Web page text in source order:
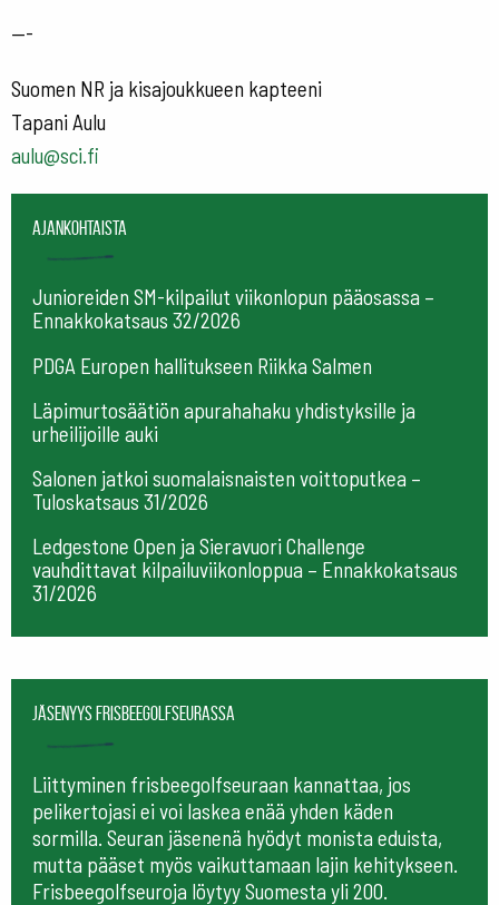
—-
Suomen NR ja kisajoukkueen kapteeni
Tapani Aulu
aulu@sci.fi
Ajankohtaista
Junioreiden SM-kilpailut viikonlopun pääosassa –
Ennakkokatsaus 32/2026
PDGA Europen hallitukseen Riikka Salmen
Läpimurtosäätiön apurahahaku yhdistyksille ja
urheilijoille auki
Salonen jatkoi suomalaisnaisten voittoputkea –
Tuloskatsaus 31/2026
Ledgestone Open ja Sieravuori Challenge
vauhdittavat kilpailuviikonloppua – Ennakkokatsaus
31/2026
Jäsenyys frisbeegolfseurassa
Liittyminen frisbeegolfseuraan kannattaa, jos
pelikertojasi ei voi laskea enää yhden käden
sormilla. Seuran jäsenenä hyödyt monista eduista,
mutta pääset myös vaikuttamaan lajin kehitykseen.
Frisbeegolfseuroja löytyy Suomesta yli 200.